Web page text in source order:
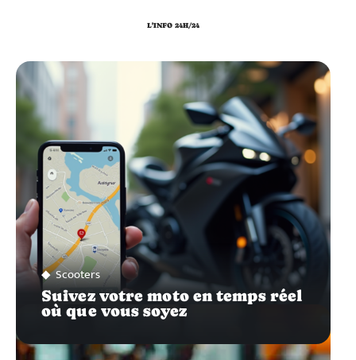
L'INFO 24H/24
Scooters
Suivez votre moto en temps réel
où que vous soyez